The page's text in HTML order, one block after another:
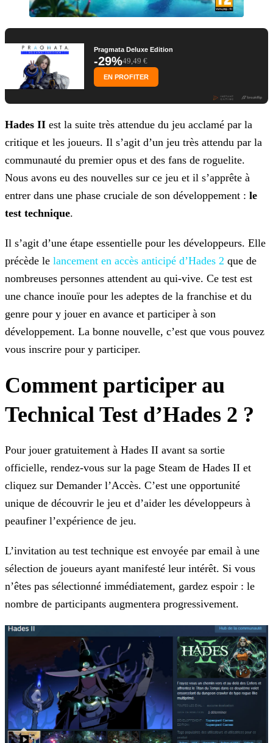
Pragmata Deluxe Edition
-29%49,49 €
EN PROFITER
Hades II est la suite très attendue du jeu acclamé par la
critique et les joueurs. Il s’agit d’un jeu très attendu par la
communauté du premier opus et des fans de roguelite.
Nous avons eu des nouvelles sur ce jeu et il s’apprête à
entrer dans une phase cruciale de son développement : le
test technique.
Il s’agit d’une étape essentielle pour les développeurs. Elle
précède le lancement en accès anticipé d’Hades 2 que de
nombreuses personnes attendent au qui-vive. Ce test est
une chance inouïe pour les adeptes de la franchise et du
genre pour y jouer en avance et participer à son
développement. La bonne nouvelle, c’est que vous pouvez
vous inscrire pour y participer.
Comment participer au
Technical Test d’Hades 2 ?
Pour jouer gratuitement à Hades II avant sa sortie
officielle, rendez-vous sur la page Steam de Hades II et
cliquez sur Demander l’Accès. C’est une opportunité
unique de découvrir le jeu et d’aider les développeurs à
peaufiner l’expérience de jeu.
L’invitation au test technique est envoyée par email à une
sélection de joueurs ayant manifesté leur intérêt. Si vous
n’êtes pas sélectionné immédiatement, gardez espoir : le
nombre de participants augmentera progressivement.